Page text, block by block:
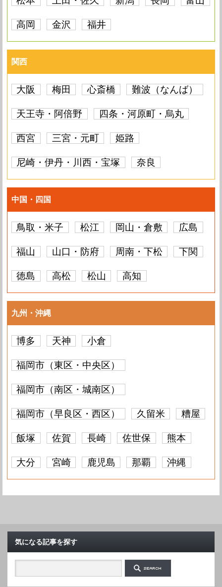
高岡 金沢 福井
関西
大阪 梅田 心斎橋 難波（なんば）
天王寺・阿倍野 四条・河原町・烏丸
西宮 三宮・元町 姫路
尼崎・伊丹・川西・宝塚 奈良
中国・四国
鳥取・米子 松江 岡山・倉敷 広島
福山 山口・防府 周南・下松 下関
徳島 高松 松山 高知
九州・沖縄
博多 天神 小倉
福岡市（東区・中央区）
福岡市（南区・城南区）
福岡市（早良区・西区） 久留米 糟屋
飯塚 佐賀 長崎 佐世保 熊本
大分 宮崎 鹿児島 那覇 沖縄
気になる記事を探す